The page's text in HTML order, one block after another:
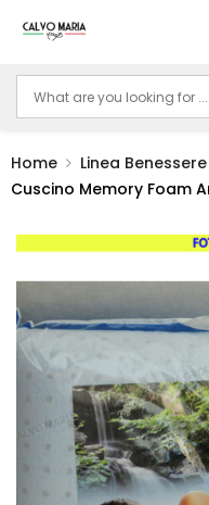
Home Linea Benessere
Cuscino Memory Foam